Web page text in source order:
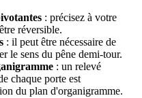
: précisez à votre
réversible.
: il peut être nécessaire de
le sens du pêne demi-tour.
: un relevé
chaque porte est
du plan d'organigramme.